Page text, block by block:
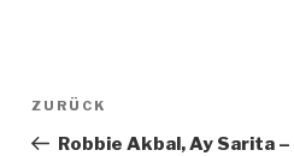
Beitragsnavigation
Vorheriger
ZURÜCK
Robbie Akbal, Ay Sarita